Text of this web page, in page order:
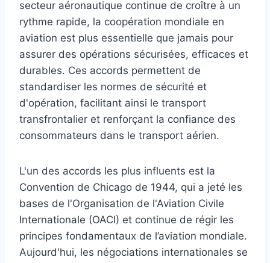
secteur aéronautique continue de croître à un
rythme rapide, la coopération mondiale en
aviation est plus essentielle que jamais pour
assurer des opérations sécurisées, efficaces et
durables. Ces accords permettent de
standardiser les normes de sécurité et
d'opération, facilitant ainsi le transport
transfrontalier et renforçant la confiance des
consommateurs dans le transport aérien.
L'un des accords les plus influents est la
Convention de Chicago de 1944, qui a jeté les
bases de l'Organisation de l'Aviation Civile
Internationale (OACI) et continue de régir les
principes fondamentaux de l’aviation mondiale.
Aujourd'hui, les négociations internationales se